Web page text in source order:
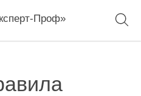
Проф»